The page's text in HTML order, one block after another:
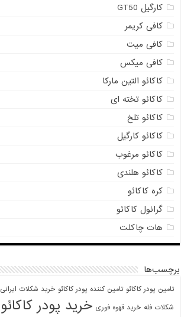
کارگیل GT50
کافی کریمر
کافی میت
کافی میکس
کاکائو التین مارکا
کاکائو تخته ای
کاکائو تلخ
کاکائو کارگیل
کاکائو مرغوب
کاکائو هلندی
کره کاکائو
گرانول کاکائو
هات چاکلت
برچسب‌ها
تامین پودر کاکائو تامین کننده پودر کاکائو خرید شکلات ایرانی
شکلات فله خرید قهوه فوری خرید پودر کاکائو